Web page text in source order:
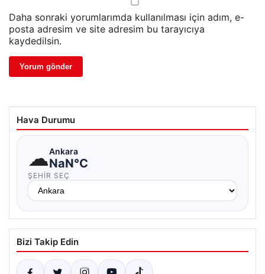
Daha sonraki yorumlarımda kullanılması için adım, e-
posta adresim ve site adresim bu tarayıcıya
kaydedilsin.
Hava Durumu
☁Ankara
NaN°C
ŞEHIR SEÇ
Bizi Takip Edin